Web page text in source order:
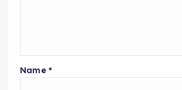
Name *